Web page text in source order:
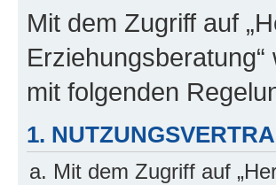
Mit dem Zugriff auf
mit folgenden
1.
Mit dem Zugriff auf